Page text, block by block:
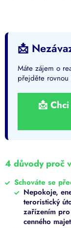
📩
Máte zájem o
přejděte
📩
4 důvody proč
Schováte se
Nepokoje,
teroristický
zařízením
cenného